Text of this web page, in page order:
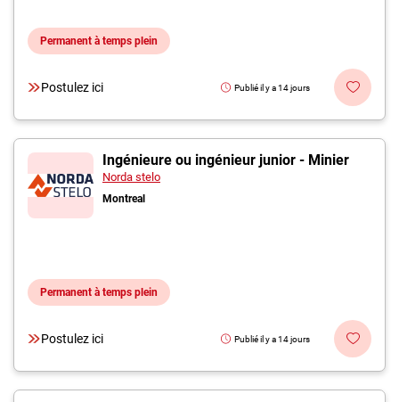
Permanent à temps plein
Postulez ici Publié il y a 14 jours
Ingénieure ou ingénieur junior - Minier
Norda stelo
Montreal
Permanent à temps plein
Postulez ici Publié il y a 14 jours